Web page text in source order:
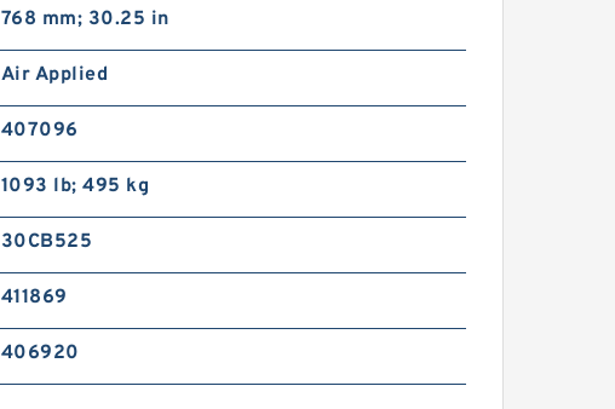
51VC1600 104689 Eaton
768 mm; 30.25 in
Air Applied
407096
1093 lb; 495 kg
30CB525
411869
406920